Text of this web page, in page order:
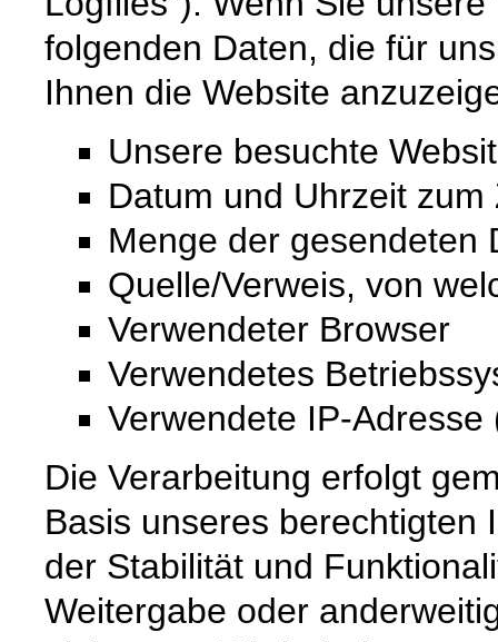
folgenden Daten, die für
Ihnen die Website
Unsere besuchte
Datum und Uhrzeit
Menge der gesendeten
Quelle/Verweis, von
Verwendeter Browser
Verwendetes
Verwendete IP-
Die Verarbeitung erfolgt
Basis unseres berechtigten
der Stabilität und
Weitergabe oder